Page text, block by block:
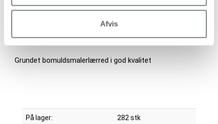
Afvis
Levering: 1-3 hverdage
Grundet bomuldsmalerlærred i god kvalitet
På lager: 282 stk